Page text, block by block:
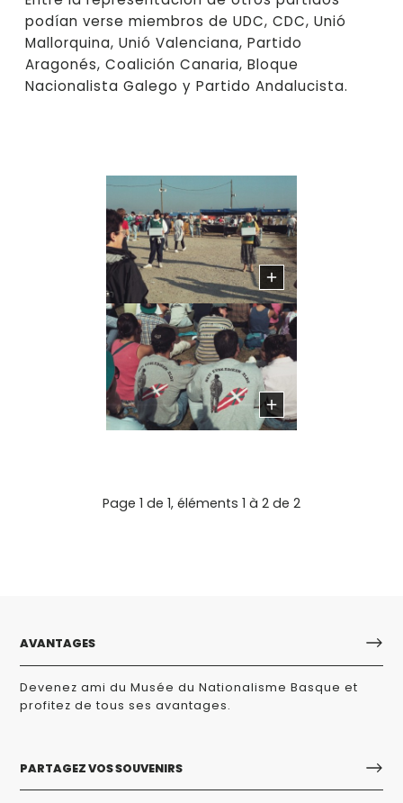
podían verse miembros de UDC, CDC, Unió
Mallorquina, Unió Valenciana, Partido
Aragonés, Coalición Canaria, Bloque
Nacionalista Galego y Partido Andalucista.
Page 1 de 1, éléments 1 à 2 de 2
AVANTAGES
Devenez ami du Musée du Nationalisme Basque et
profitez de tous ses avantages.
PARTAGEZ VOS SOUVENIRS